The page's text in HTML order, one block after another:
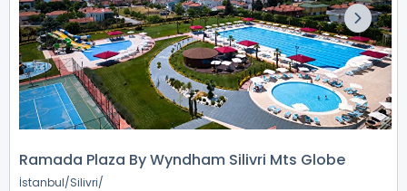
Ramada Plaza By Wyndham Silivri Mts Globe
İstanbul Silivri